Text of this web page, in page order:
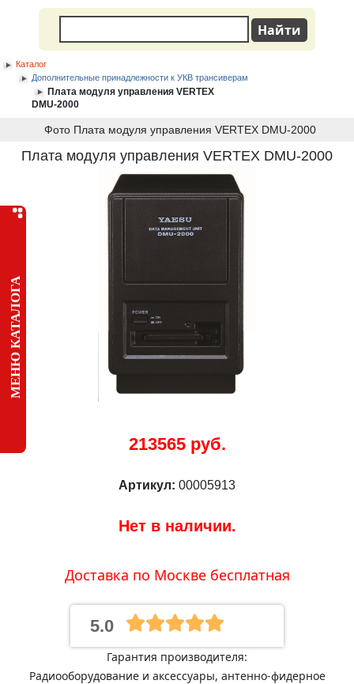
МЕНЮ КАТАЛОГА
Каталог
Дополнительные принадлежности к УКВ трансиверам
Плата модуля управления VERTEX
DMU-2000
Фото Плата модуля управления VERTEX DMU-2000
Плата модуля управления VERTEX DMU-2000
213565 руб.
Артикул: 00005913
Нет в наличии.
Доставка по Москве бесплатная
5.0
Гарантия производителя:
Радиооборудование и аксессуары, антенно-фидерное